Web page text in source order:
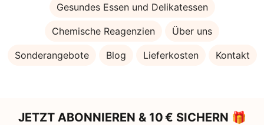
Gesundes Essen und Delikatessen
Chemische Reagenzien Über uns
Sonderangebote Blog Lieferkosten Kontakt
JETZT ABONNIEREN & 10 € SICHERN 🎁